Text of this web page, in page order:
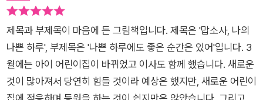
제목과 부제목이 마음에 든 그림책입니다. 제목은 '맙소사, 나의
나쁜 하루', 부제목은 '나쁜 하루에도 좋은 순간은 있어'입니다. 3
월에는 아이 어린이집이 바뀌었고 이사도 함께 했습니다. 새로운
것이 많아져서 당연히 힘들 것이라 예상은 했지만, 새로운 어린이